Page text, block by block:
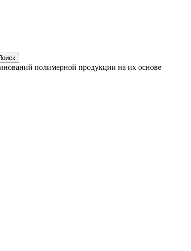
полимерной продукции на их основе